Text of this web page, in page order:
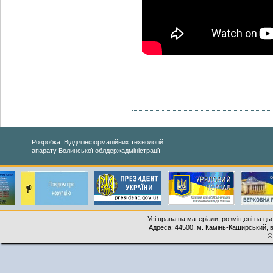
Розробка: Відділ інформаційних технологій
апарату Волинської облдержадміністрації
Усі права на матеріали, розміщені на
Адреса: 44500, м. Камінь-Каширський,
©